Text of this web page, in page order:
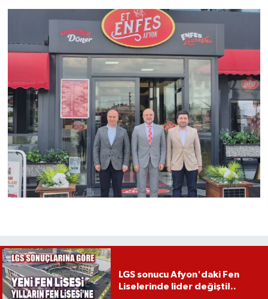
LGS sonucu Afyon'daki Fen
Liselerinde lider değişti!..